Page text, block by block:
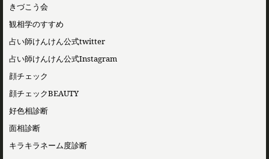
きづこう会
観相学のすすめ
占い師けんけん公式twitter
占い師けんけん公式Instagram
顔チェック
顔チェックBEAUTY
好色相診断
面相診断
キラキラネーム度診断